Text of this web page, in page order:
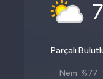
7
Parçalı
Nem: %77